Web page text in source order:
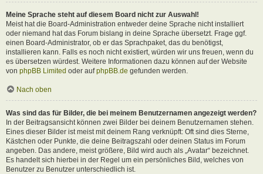
Meine Sprache steht auf diesem Board nicht zur Auswahl!
Meist hat die Board-Administration entweder deine Sprache nicht installiert
oder niemand hat das Forum bislang in deine Sprache übersetzt. Frage ggf.
einen Board-Administrator, ob er das Sprachpaket, das du benötigst,
installieren kann. Falls es noch nicht existiert, würden wir uns freuen, wenn du
es übersetzen würdest. Weitere Informationen dazu können auf der Website
von phpBB Limited oder aufphpBB.de gefunden werden.
Nach oben
Was sind das für Bilder, die bei meinem Benutzernamen angezeigt werden?
In der Beitragsansicht können zwei Bilder bei deinem Benutzernamen stehen.
Eines dieser Bilder ist meist mit deinem Rang verknüpft: Oft sind dies Sterne,
Kästchen oder Punkte, die deine Beitragszahl oder deinen Status im Forum
angeben. Das andere, meist größere, Bild wird auch als „Avatar“ bezeichnet.
Es handelt sich hierbei in der Regel um ein persönliches Bild, welches von
Benutzer zu Benutzer unterschiedlich ist.